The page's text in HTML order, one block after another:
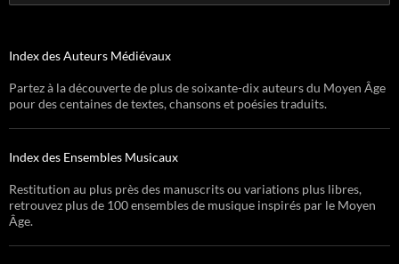
Index des Auteurs Médiévaux
Partez à la découverte de plus de soixante-dix auteurs du Moyen Âge
pour des centaines de textes, chansons et poésies traduits.
Index des Ensembles Musicaux
Restitution au plus près des manuscrits ou variations plus libres,
retrouvez plus de 100 ensembles de musique inspirés par le Moyen
Âge.